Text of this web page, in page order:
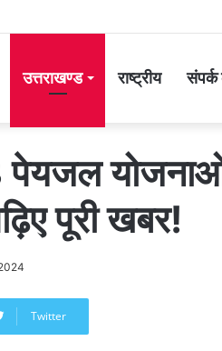
उत्तराखण्ड राष्ट्रीय
पेयजल
पूरी खबर!
Twitter